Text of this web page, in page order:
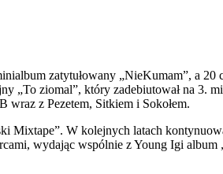
zatytułowany „NieKumam”, a 20
„To ziomal”, który zadebiutował na 3.
wraz z Pezetem, Sitkiem i Sokołem.
Mixtape”. W kolejnych latach
wydając wspólnie z Young Igi